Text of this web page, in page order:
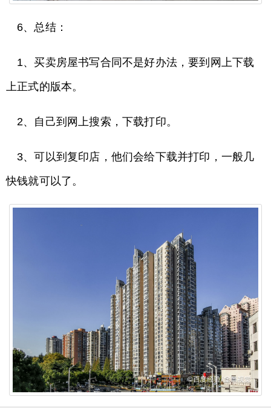
6、总结：
1、买卖房屋书写合同不是好办法，要到网上下载
上正式的版本。
2、自己到网上搜索，下载打印。
3、可以到复印店，他们会给下载并打印，一般几
快钱就可以了。